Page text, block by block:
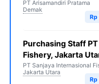
PT Arisamandiri Pratama
Demak
Purchasing Staff
Fishery, Jakarta
PT Sanjaya Internasional
Jakarta Utara